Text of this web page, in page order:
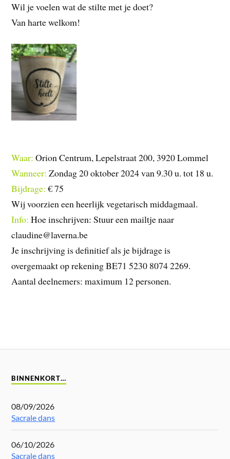
Wil je voelen wat de stilte met je doet?
Van harte welkom!
Waar: Orion Centrum, Lepelstraat 200, 3920 Lommel
Wanneer: Zondag 20 oktober 2024 van 9.30 u. tot 18 u.
Bijdrage: € 75
Wij voorzien een heerlijk vegetarisch middagmaal.
Info: Hoe inschrijven: Stuur een mailtje naar
claudine@laverna.be
Je inschrijving is definitief als je bijdrage is
overgemaakt op rekening BE71 5230 8074 2269.
Aantal deelnemers: maximum 12 personen.
BINNENKORT…
08/09/2026
Sacrale dans
06/10/2026
Sacrale dans